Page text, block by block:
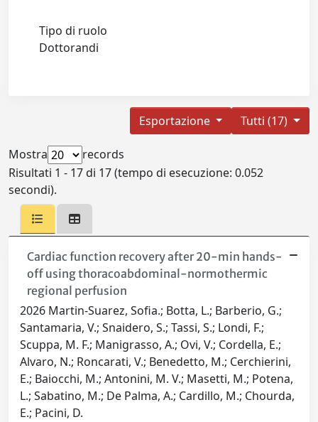
Tipo di ruolo
Dottorandi
Tutti (17)
Esportazione
Mostra
records
Risultati 1 - 17 di 17 (tempo di esecuzione: 0.052
secondi).
Cardiac function recovery after 20-min hands-
off using thoracoabdominal-normothermic
regional perfusion
2026 Martin-Suarez, Sofia.; Botta, L.; Barberio, G.;
Santamaria, V.; Snaidero, S.; Tassi, S.; Londi, F.;
Scuppa, M. F.; Manigrasso, A.; Ovi, V.; Cordella, E.;
Alvaro, N.; Roncarati, V.; Benedetto, M.; Cerchierini,
E.; Baiocchi, M.; Antonini, M. V.; Masetti, M.; Potena,
L.; Sabatino, M.; De Palma, A.; Cardillo, M.; Chourda,
E.; Pacini, D.